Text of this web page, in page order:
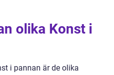
olika Konst i
i pannan är de olika